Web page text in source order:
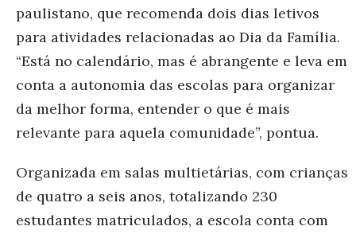
paulistano, que recomenda dois dias letivos
para atividades relacionadas ao Dia da Família.
“Está no calendário, mas é abrangente e leva em
conta a autonomia das escolas para organizar
da melhor forma, entender o que é mais
relevante para aquela comunidade”, pontua.
Organizada em salas multietárias, com crianças
de quatro a seis anos, totalizando 230
estudantes matriculados, a escola conta com